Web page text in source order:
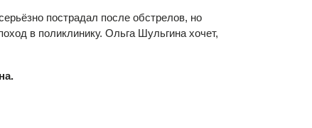
пострадал после обстрелов, но
в поликлинику. Ольга Шульгина хочет,